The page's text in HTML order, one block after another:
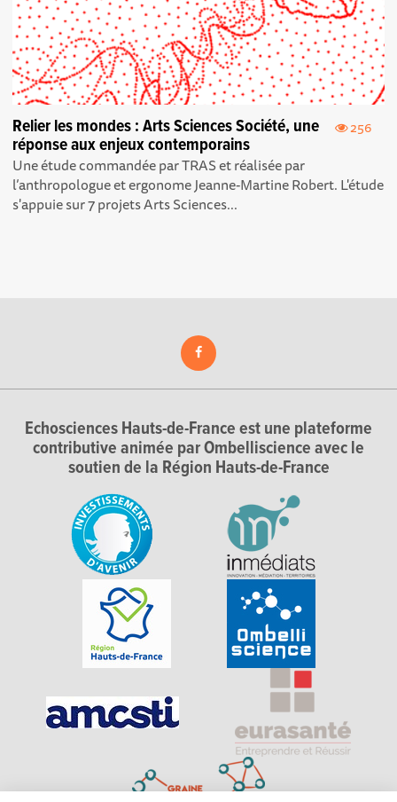
256
Relier les mondes : Arts Sciences Société, une
réponse aux enjeux contemporains
Une étude commandée par TRAS et réalisée par
l’anthropologue et ergonome Jeanne-Martine Robert. L'étude
s'appuie sur 7 projets Arts Sciences...
Echosciences Hauts-de-France est une plateforme
contributive animée par Ombelliscience avec le
soutien de la Région Hauts-de-France